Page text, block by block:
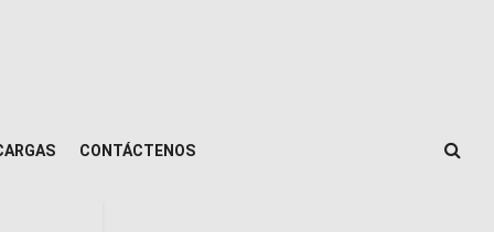
CONTÁCTENOS